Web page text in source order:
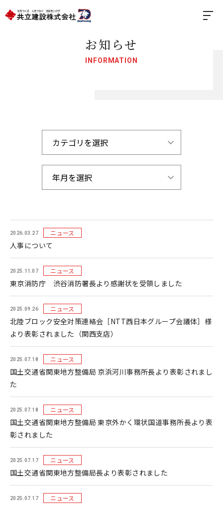
お知らせ
INFORMATION
2026.03.27 ニュース
人事について
2025.11.07 ニュース
東京消防庁 渋谷消防署長より感謝状を受領しました
2025.09.26 ニュース
北陸ブロック安全対策連絡会［NTT西日本グループ会議体］様
より表彰されました（関西支店）
2025.07.18 ニュース
国土交通省関東地方整備局 京浜河川事務所長より表彰されまし
た
2025.07.18 ニュース
国土交通省関東地方整備局 東京外かく環状国道事務所長より表
彰されました
2025.07.17 ニュース
国土交通省関東地方整備局長より表彰されました
2025.07.17 ニュース